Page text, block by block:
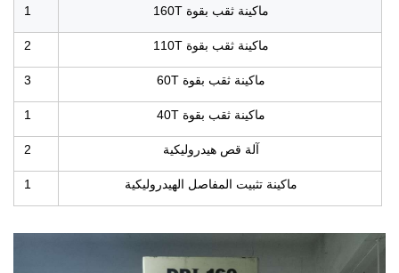
ماكينة ثقب بقوة 160T
ماكينة ثقب بقوة 110T
ماكينة ثقب بقوة 60T
ماكينة ثقب بقوة 40T
آلة قص هيدروليكية
ماكينة تثبيت المفاصل الهيدروليكية